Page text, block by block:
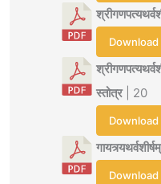
Download
स्तोत्र| 20
Download
Download